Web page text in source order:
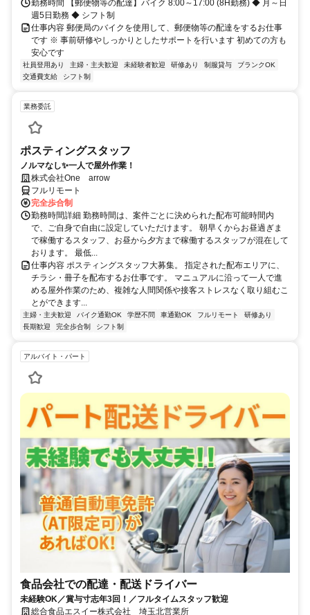
勤務時間 【郵便物等の配達】バイク 8:00～17:00 (8H勤務) ◆ 月～日
週5日勤務 ◆ シフト制
仕事内容 郵便局のバイクを使用して、郵便物等の配達をするお仕事
です ※ 事前研修やしっかりとしたサポートを行います 初めての方も
安心です
社員登用あり 主婦・主夫歓迎 未経験者歓迎 研修あり 制服貸与
ブランクOK
交通費支給
シフト制
業務委託
ポスティングスタッフ
ノルマなし✨一人で屋外作業！
株式会社One arrow
フルリモート
完全歩合制
勤務時間詳細 勤務時間は、案件ごとに決められた配布可能時間内
で、ご自身で自由に設定していただけます。 朝早くからお昼過ぎま
で稼働するスタッフ、お昼から夕方まで稼働するスタッフが混在して
おります。 最低...
仕事内容 ポスティングスタッフ大募集。 指定された配布エリアに、
チラシ・冊子を配布するお仕事です。 マニュアルに沿って一人で進
める屋外作業のため、複雑な人間関係や接客ストレスなく取り組むこ
とができます...
主婦・主夫歓迎 バイク通勤OK 学歴不問 車通勤OK フルリモート
研修あり
長期歓迎
完全歩合制 シフト制
アルバイト・パート
食品会社での配達・配送ドライバー
未経験OK／賞与寸志年3回！／フルタイムスタッフ歓迎
総合食品エスイー株式会社 埼玉北営業所